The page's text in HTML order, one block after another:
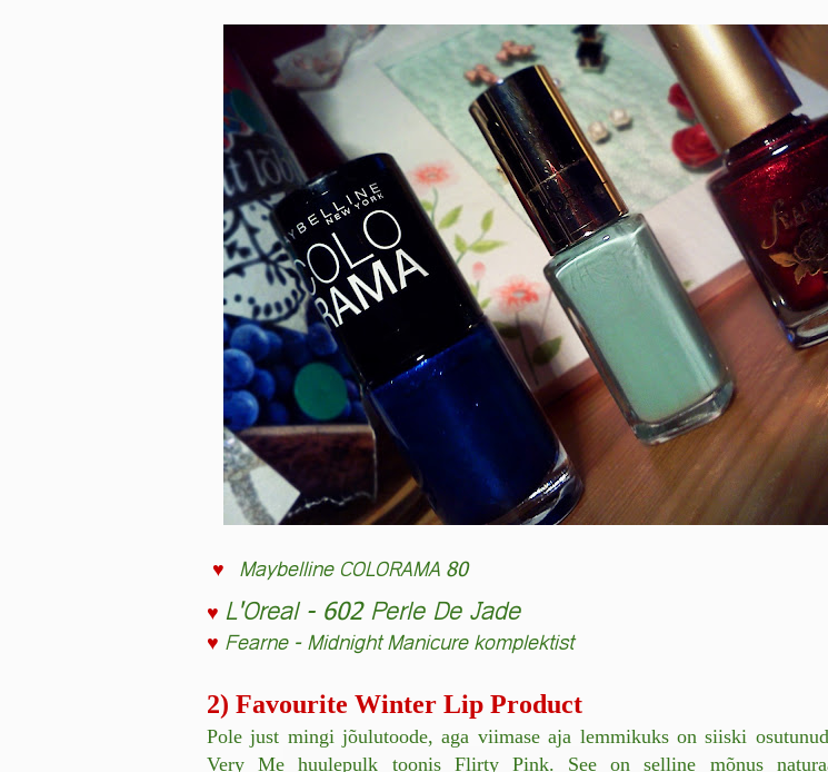
♥ Maybelline COLORAMA 80
♥ L'Oreal - 602 Perle De Jade
♥ Fearne - Midnight Manicure komplektist
2) Favourite Winter Lip Product
Pole just mingi jõulutoode, aga viimase aja lemmikuks on siiski
Very Me huulepulk toonis Flirty Pink. See on selline mõnus